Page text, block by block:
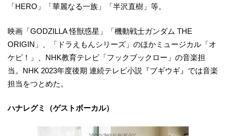
「HERO」「華麗なる一族」「半沢直樹」等。
映画「GODZILLA 怪獣惑星」「機動戦士ガンダム THE
ORIGIN」、「ドラえもんシリーズ」のほかミュージカル「オ
ケピ！」、NHK教育テレビ「フックブックロー」の音楽担
当。NHK 2023年度後期 連続テレビ小説『ブギウギ』では音楽
担当をつとめた。
ハナレグミ（ゲストボーカル）